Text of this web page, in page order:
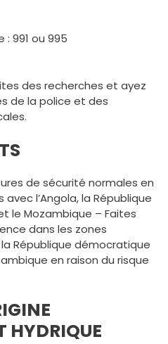
991 ou 995
des recherches et ayez
de la police et des
de sécurité normales en
l’Angola, la République
le Mozambique – Faites
dans les zones
République démocratique
en raison du risque
HYDRIQUE